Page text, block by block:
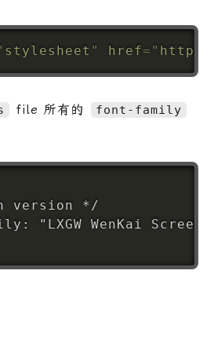
stylesheet " href= "
file 所有的 font-family
version */
"LXGW WenKai